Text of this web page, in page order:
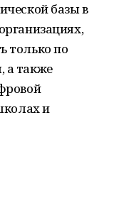
базы в
только по
а также
и